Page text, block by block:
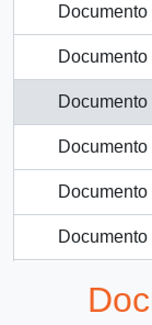
Documento
Documento
Documento
Documento
Documento
Documento